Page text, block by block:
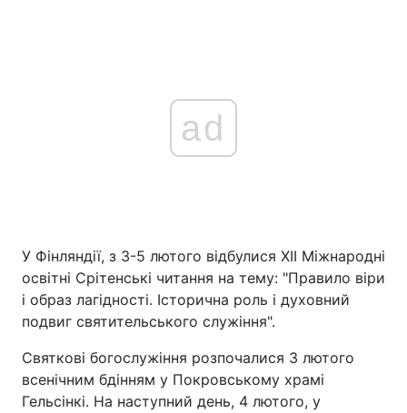
ad
У Фінляндії, з 3-5 лютого відбулися ХІІ Міжнародні
освітні Срітенські читання на тему: "Правило віри
і образ лагідності. Історична роль і духовний
подвиг святительського служіння".
Святкові богослужіння розпочалися 3 лютого
всенічним бдінням у Покровському храмі
Гельсінкі. На наступний день, 4 лютого, у